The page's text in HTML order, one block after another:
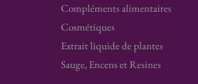
Compléments alimentaires
Cosmétiques
Extrait liquide de plantes
Sauge, Encens et Resines